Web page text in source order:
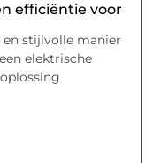
efficiëntie voor
en stijlvolle manier
elektrische